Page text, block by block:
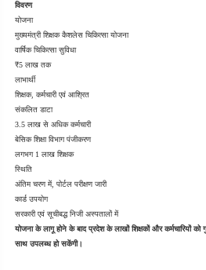
विवरण
योजना
मुख्यमंत्री शिक्षक कैशलेस चिकित्सा योजना
वार्षिक चिकित्सा सुविधा
₹5 लाख तक
लाभार्थी
शिक्षक, कर्मचारी एवं आश्रित
संकलित डाटा
3.5 लाख से अधिक कर्मचारी
बेसिक शिक्षा विभाग पंजीकरण
लगभग 1 लाख शिक्षक
स्थिति
अंतिम चरण में, पोर्टल परीक्षण जारी
कार्ड उपयोग
सरकारी एवं सूचीबद्ध निजी अस्पतालों में
योजना के लागू होने के बाद प्रदेश के लाखों शिक्षकों और कर्मचारियों
साथ उपलब्ध हो सकेंगी।